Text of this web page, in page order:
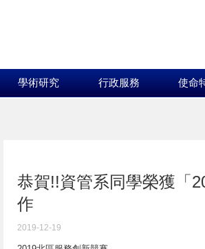
學術研究 行政服務 使命
恭賀!!資管系同學榮獲「
作
2019-12-19